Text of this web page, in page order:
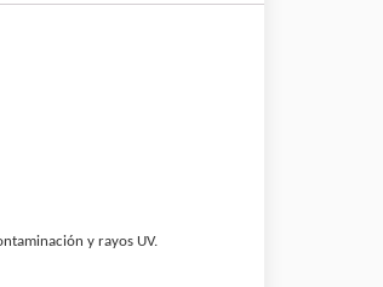
y rayos UV.